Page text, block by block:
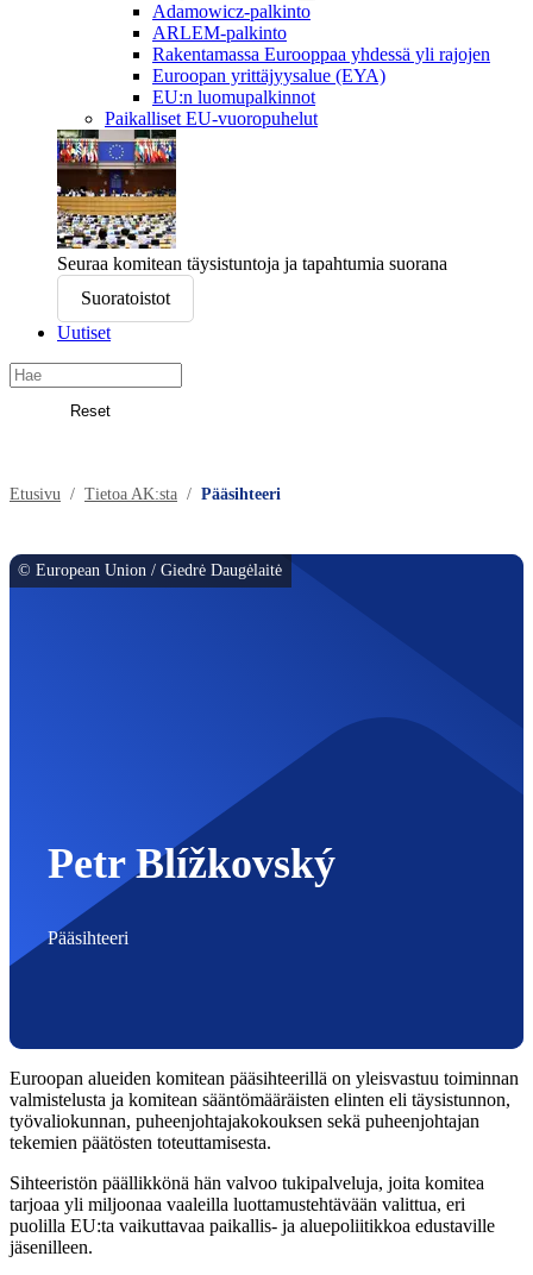
Adamowicz-palkinto
ARLEM-palkinto
Rakentamassa Eurooppaa yhdessä yli rajojen
Euroopan yrittäjyysalue (EYA)
EU:n luomupalkinnot
Paikalliset EU-vuoropuhelut
Seuraa komitean täysistuntoja ja tapahtumia suorana
Suoratoistot
Uutiset
Search
in
EuroopanReset
Etusivu Tietoa AK:sta Pääsihteeri
Petr Blížkovský
Pääsihteeri
© European Union / Giedrė Daugėlaitė
​​​​​​​​​​​​​​​​​​​​​​​​​​​​​​​​Euroopan alueiden komitean pääsihteerillä on yleisvastuu toiminnan
valmistelusta ja komitean sääntömääräisten elinten eli täysistunnon,
työvaliokunnan, puheenjohtajakokouksen sekä puheenjohtajan
tekemien päätösten toteuttamisesta.
Sihteeristön päällikkönä hän valvoo tukipalveluja, joita komitea
tarjoaa yli miljoonaa vaaleilla luottamustehtävään valittua, eri
puolilla EU:ta vaikuttavaa paikallis- ja aluepoliitikkoa edustaville
jäsenilleen.​